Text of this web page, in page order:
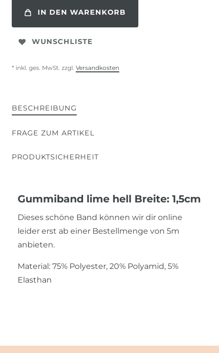
IN DEN WARENKORB
WUNSCHLISTE
* inkl. ges. MwSt. zzgl. Versandkosten
BESCHREIBUNG
FRAGE ZUM ARTIKEL
PRODUKTSICHERHEIT
Gummiband lime hell Breite: 1,5cm
Dieses schöne Band können wir dir online
leider erst ab einer Bestellmenge von 5m
anbieten.
Material: 75% Polyester, 20% Polyamid, 5%
Elasthan